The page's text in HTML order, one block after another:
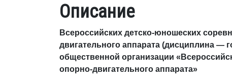
Описание
Всероссийских детско-юношеских
двигательного аппарата (дисциплина
общественной организации
опорно-двигательного аппарата»